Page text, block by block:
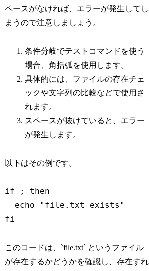
ペースがなければ、エラーが発生してし
まうので注意しましょう。
条件分岐でテストコマンドを使う
場合、角括弧を使用します。
具体的には、ファイルの存在チェ
ックや文字列の比較などで使用さ
れます。
スペースが抜けていると、エラー
が発生します。
以下はその例です。
if ; then
  echo "file.txt exists"
このコードは、`file.txt` というファイル
が存在するかどうかを確認し、存在すれ